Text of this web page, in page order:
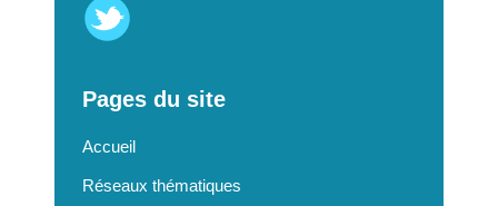
Pages du site
Accueil
Réseaux thématiques